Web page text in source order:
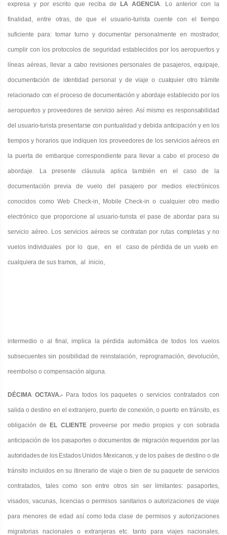
expresa y por escrito que reciba de LA AGENCIA. Lo anterior con la
finalidad, entre otras, de que el usuario-turista cuente con el tiempo
suficiente para: tomar turno y documentar personalmente en mostrador,
cumplir con los protocolos de seguridad establecidos por los aeropuertos y
líneas aéreas, llevar a cabo revisiones personales de pasajeros, equipaje,
documentación de identidad personal y de viaje o cualquier otro trámite
relacionado con el proceso de documentación y abordaje establecido por los
aeropuertos y proveedores de servicio aéreo. Así mismo es responsabilidad
del usuario-turista presentarse con puntualidad y debida anticipación y en los
tiemposy horarios que indiquen los proveedores de los servicios aéreos en
la puerta de embarque correspondiente para llevar a cabo el proceso de
abordaje. La presente cláusula aplica también en el caso de la
documentación previa de vuelo del pasajero por medios electrónicos
conocidos como Web Check-in, Mobile Check-in o cualquier otro medio
electrónico que proporcione al usuario-turista el pase de abordar para su
servicio aéreo. Los servicios aéreos se contratan por rutas completas y no
vuelos individuales por lo que, en el caso de pérdida de un vuelo en
cualquiera de sus tramos, al inicio,
intermedio o al final, implica la pérdida automática de todos los vuelos
subsecuentes sin posibilidad de reinstalación, reprogramación, devolución,
reembolso o compensación alguna.
DÉCIMA OCTAVA.- Para todos los paquetes o servicios contratados con
salida o destino en el extranjero, puerto de conexión, o puerto en tránsito, es
obligación de EL CLIENTE proveerse por medio propios y con sobrada
anticipación de los pasaportes o documentos de migración requeridos por las
autoridades de los Estados Unidos Mexicanos, y de los países de destino o de
tránsito incluidos en su itinerario de viaje o bien de su paquete de servicios
contratados, tales como son entre otros sin ser limitantes: pasaportes,
visados, vacunas, licencias o permisos sanitarios o autorizaciones de viaje
para menores de edad así como toda clase de permisos y autorizaciones
migratorias nacionales o extranjeras etc. tanto para viajes nacionales,